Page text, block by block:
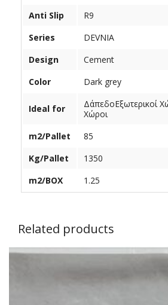
Anti Slip
R9
Series
DEVNIA
Design
Cement
Color
Dark grey
Ideal for
ΔάπεδοΕξωτερικοί
Χώροι
m2/Pаllet
85
Kg/Pallet
1350
m2/BOX
1.25
Related products